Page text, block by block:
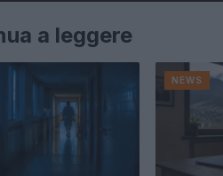
a leggere
NEWS